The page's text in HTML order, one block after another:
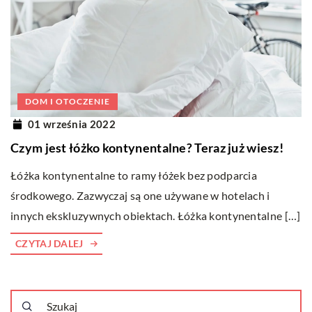
DOM I OTOCZENIE
01 września 2022
Czym jest łóżko kontynentalne? Teraz już wiesz!
Łóżka kontynentalne to ramy łóżek bez podparcia
środkowego. Zazwyczaj są one używane w hotelach i
innych ekskluzywnych obiektach. Łóżka kontynentalne […]
CZYTAJ DALEJ